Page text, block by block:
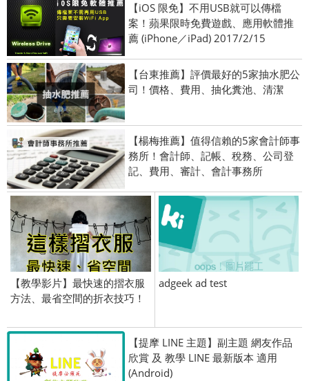
【iOS 限免】不用USB就可以傳檔
案！蘋果限時免費遊戲、應用軟體推
薦 (iPhone／iPad) 2017/2/15
【台東推薦】評價最好的5家抽水肥公
司！價格、費用、抽化糞池、清潔
【楊梅推薦】值得信賴的5家會計師事
務所！會計師、記帳、稅務、公司登
記、費用、審計、會計事務所
【教學影片】最快速的摺衣服
方法、最省空間的折衣技巧！
adgeek ad test
【提摩 LINE 主題】副主題 網友作品
欣賞 及 教學 LINE 最新版本 適用
(Android)